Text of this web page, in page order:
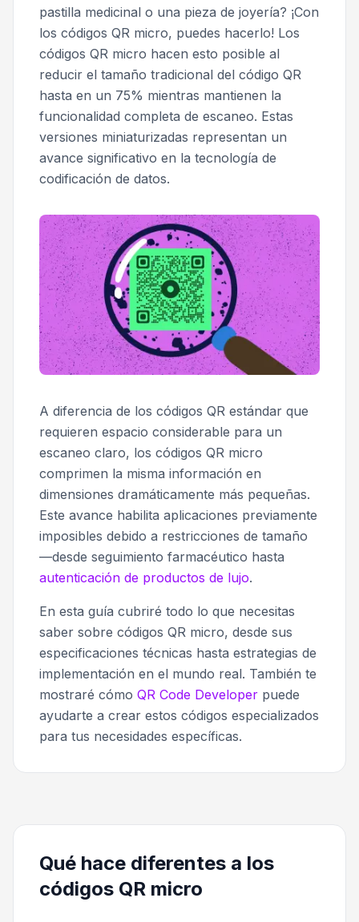
pastilla medicinal o una pieza de joyería? ¡Con
los códigos QR micro, puedes hacerlo! Los
códigos QR micro hacen esto posible al
reducir el tamaño tradicional del código QR
hasta en un 75% mientras mantienen la
funcionalidad completa de escaneo. Estas
versiones miniaturizadas representan un
avance significativo en la tecnología de
codificación de datos.
A diferencia de los códigos QR estándar que
requieren espacio considerable para un
escaneo claro, los códigos QR micro
comprimen la misma información en
dimensiones dramáticamente más pequeñas.
Este avance habilita aplicaciones previamente
imposibles debido a restricciones de tamaño
—desde seguimiento farmacéutico hasta
autenticación de productos de lujo.
En esta guía cubriré todo lo que necesitas
saber sobre códigos QR micro, desde sus
especificaciones técnicas hasta estrategias de
implementación en el mundo real. También te
mostraré cómo QR Code Developer puede
ayudarte a crear estos códigos especializados
para tus necesidades específicas.
Qué hace diferentes a los
códigos QR micro